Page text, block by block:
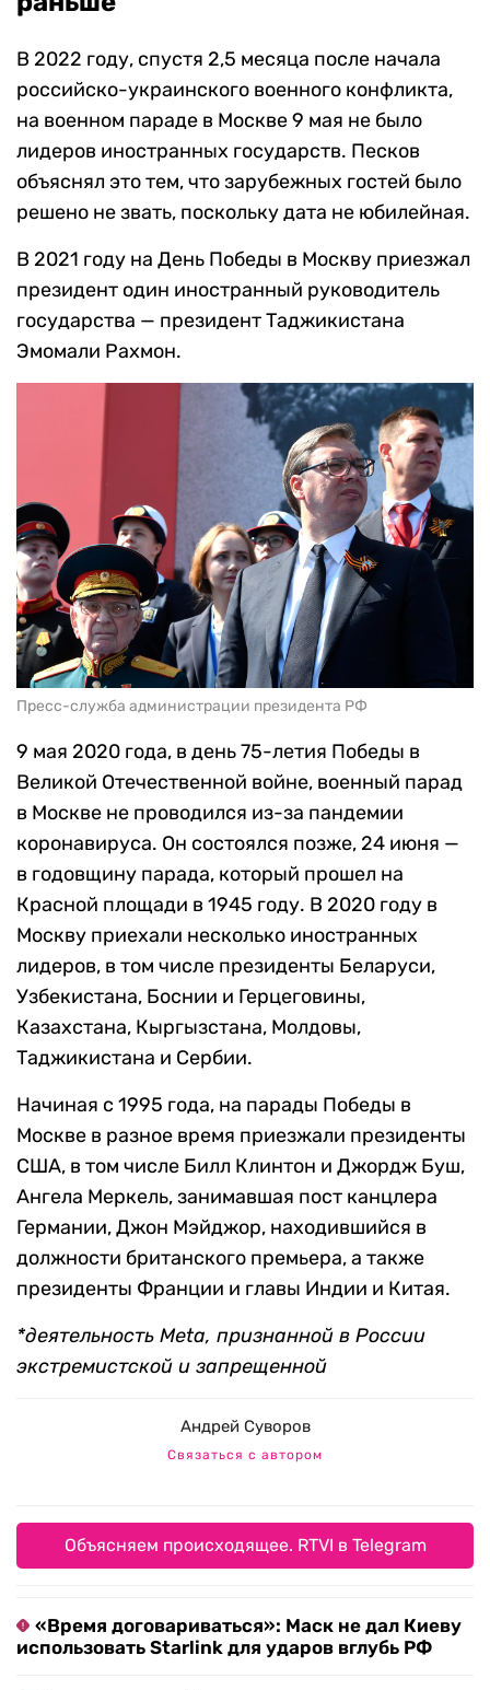
В 2022 году, спустя 2,5 месяца после начала
российско-украинского военного конфликта,
на военном параде в Москве 9 мая не было
лидеров иностранных государств. Песков
объяснял это тем, что зарубежных гостей было
решено не звать, поскольку дата не юбилейная.
В 2021 году на День Победы в Москву приезжал
президент один иностранный руководитель
государства — президент Таджикистана
Эмомали Рахмон.
Пресс-служба администрации президента РФ
9 мая 2020 года, в день 75-летия Победы в
Великой Отечественной войне, военный парад
в Москве не проводился из-за пандемии
коронавируса. Он состоялся позже, 24 июня —
в годовщину парада, который прошел на
Красной площади в 1945 году. В 2020 году в
Москву приехали несколько иностранных
лидеров, в том числе президенты Беларуси,
Узбекистана, Боснии и Герцеговины,
Казахстана, Кыргызстана, Молдовы,
Таджикистана и Сербии.
Начиная с 1995 года, на парады Победы в
Москве в разное время приезжали президенты
США, в том числе Билл Клинтон и Джордж Буш,
Ангела Меркель, занимавшая пост канцлера
Германии, Джон Мэйджор, находившийся в
должности британского премьера, а также
президенты Франции и главы Индии и Китая.
*деятельность Meta, признанной в России
экстремистской и запрещенной
Андрей Суворов
Связаться с автором
Объясняем происходящее. RTVI в Telegram
«Время договариваться»: Маск не дал Киеву
использовать Starlink для ударов вглубь РФ